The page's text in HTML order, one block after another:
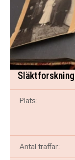
Plats:
Antal träffar: